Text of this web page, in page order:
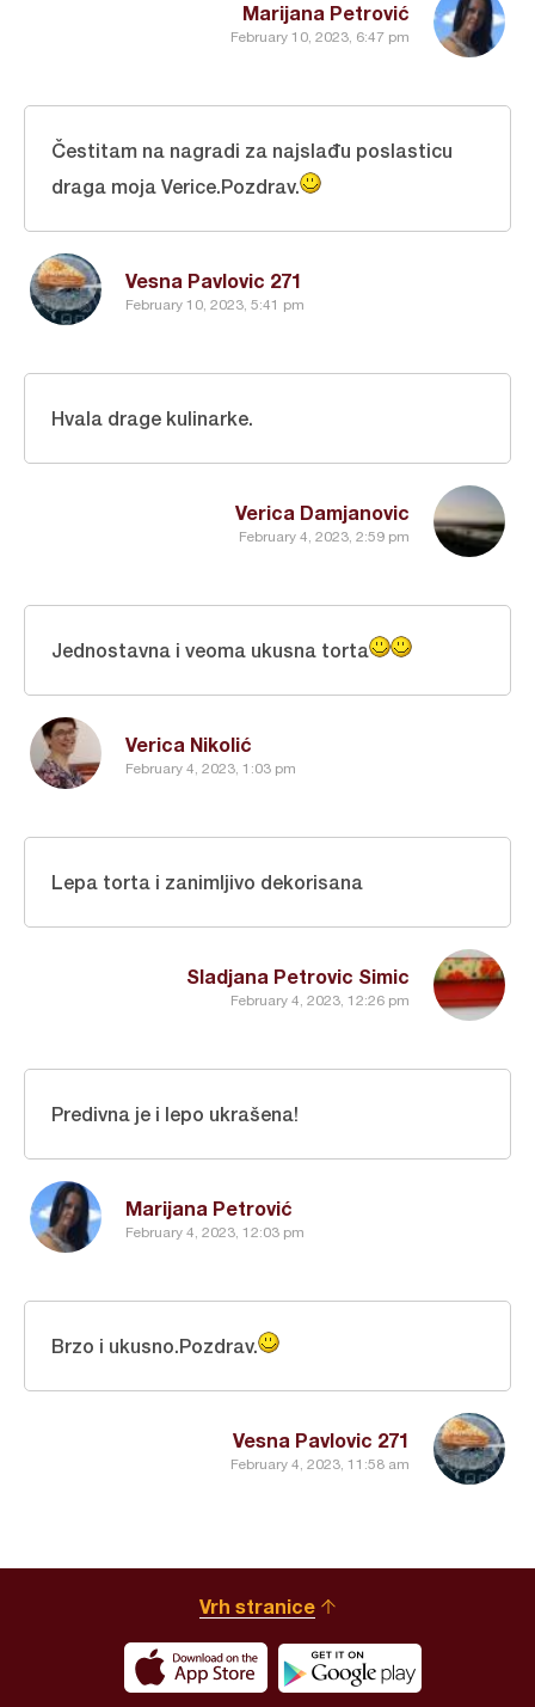
Marijana Petrović
February 10, 2023, 6:47 pm
Vesna Pavlovic 271
February 10, 2023, 5:41 pm
Čestitam na nagradi za najslađu poslasticu
draga moja Verice.Pozdrav.
Verica Damjanovic
February 4, 2023, 2:59 pm
Hvala drage kulinarke.
Verica Nikolić
February 4, 2023, 1:03 pm
Jednostavna i veoma ukusna torta
Sladjana Petrovic Simic
February 4, 2023, 12:26 pm
Lepa torta i zanimljivo dekorisana
Marijana Petrović
February 4, 2023, 12:03 pm
Predivna je i lepo ukrašena!
Vesna Pavlovic 271
February 4, 2023, 11:58 am
Brzo i ukusno.Pozdrav.
Vrh stranice